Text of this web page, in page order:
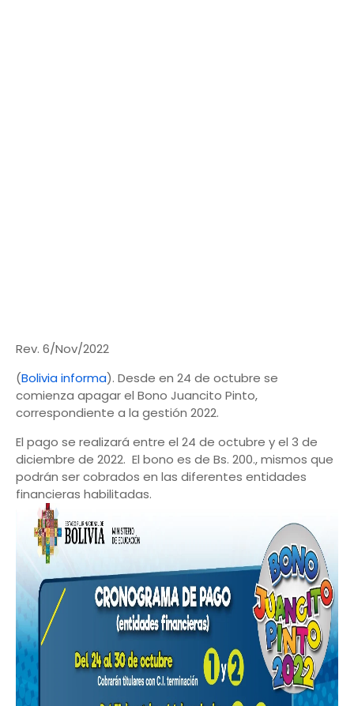
Rev. 6/Nov/2022
(Bolivia informa). Desde en 24 de octubre se
comienza apagar el Bono Juancito Pinto,
correspondiente a la gestión 2022.
El pago se realizará entre el 24 de octubre y el 3 de
diciembre de 2022. El bono es de Bs. 200., mismos que
podrán ser cobrados en las diferentes entidades
financieras habilitadas.